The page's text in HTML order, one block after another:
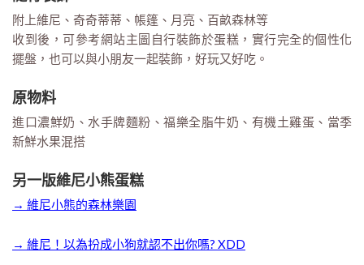
附上維尼、奇奇蒂蒂、帳篷、月亮、百畝森林等
收到後，可參考網站主圖自行裝飾於蛋糕，實行完全的個性化
擺盤，也可以與小朋友一起裝飾，好玩又好吃。
原物料
進口濃鮮奶、水手牌麵粉、福樂全脂牛奶、有機土雞蛋、當季
新鮮水果混搭
另一版維尼小熊蛋糕
→ 維尼小熊的森林樂園
→ 維尼！以為扮成小狗就認不出你嗎? XDD